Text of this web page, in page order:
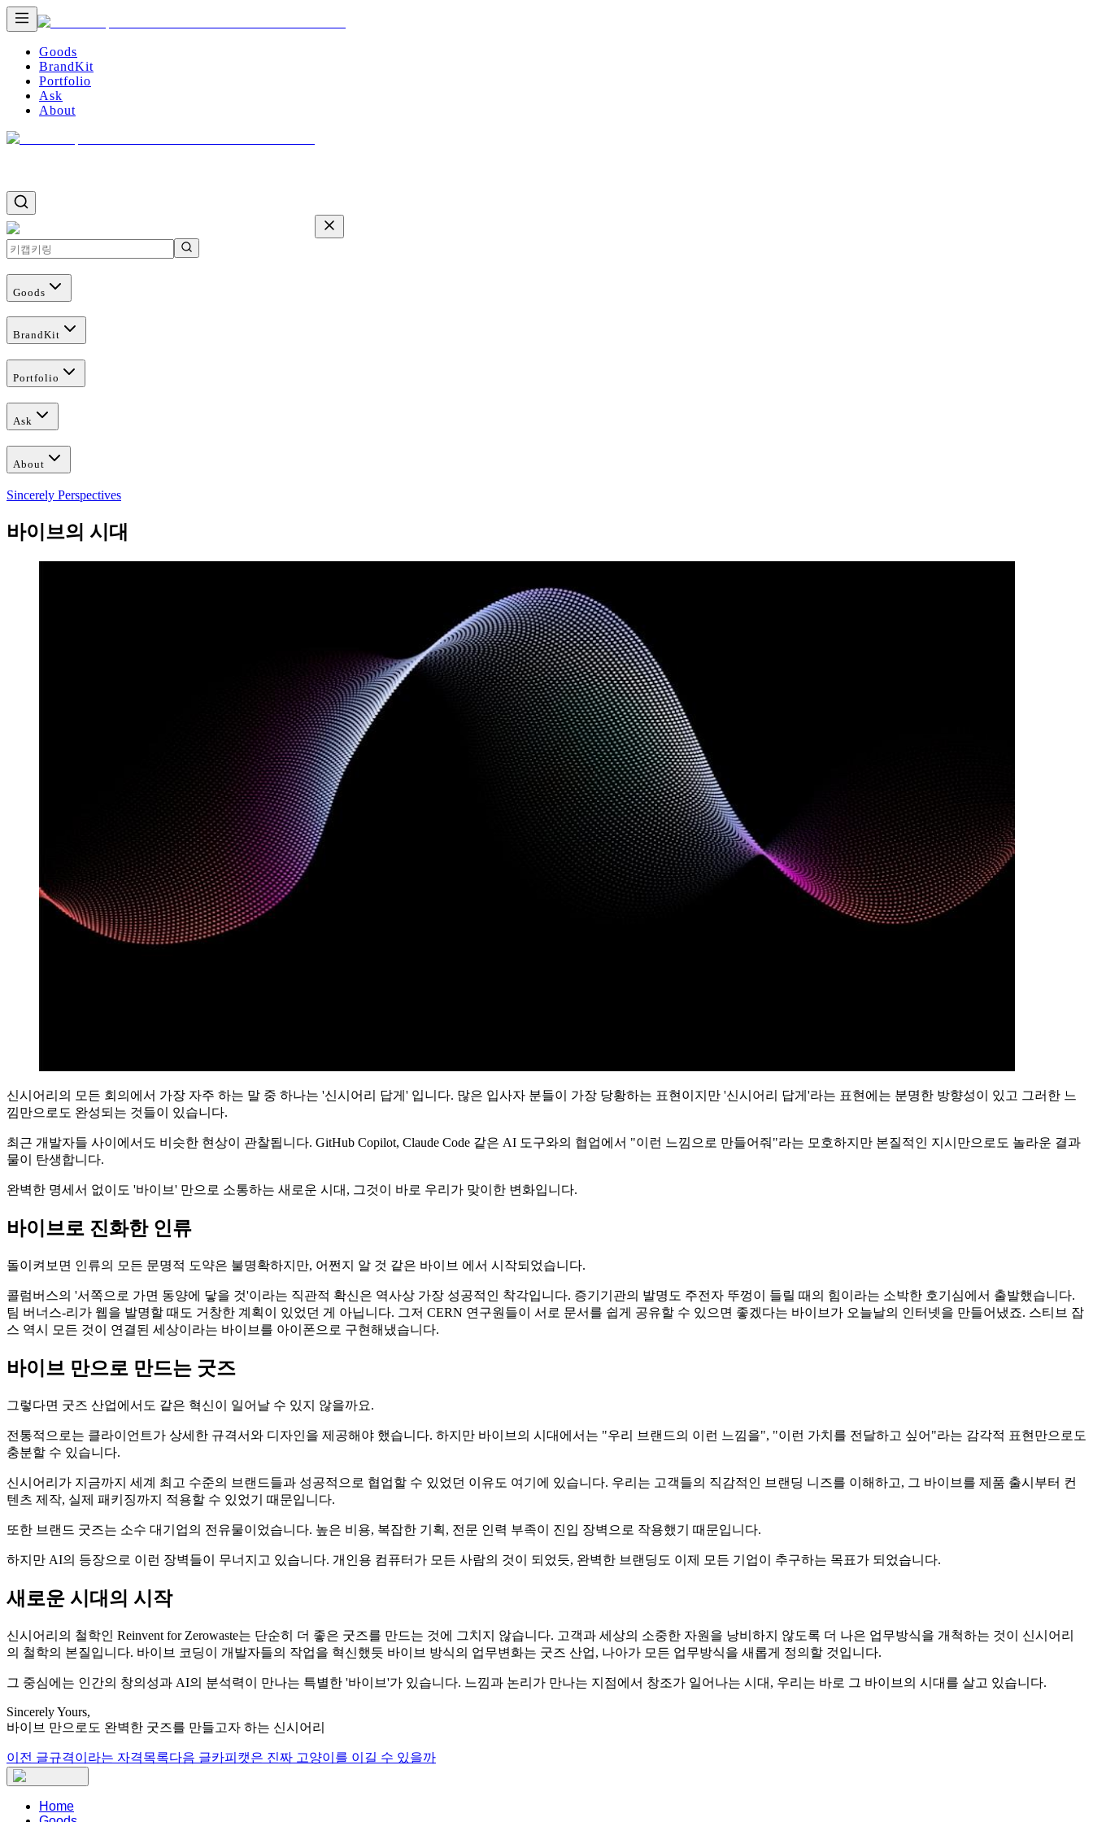
Goods
BrandKit
Portfolio
Ask
About
Goods
BrandKit
Portfolio
Ask
About
Sincerely Perspectives
바이브의 시대
신시어리의 모든 회의에서 가장 자주 하는 말 중 하나는 '신시어리 답게' 입니다. 많은 입사자 분들이 가장 당황하는 표현이지만 '신시어리 답게'라는 표현에는 분명한 방향성이 있고 그러한 느
낌만으로도 완성되는 것들이 있습니다.
최근 개발자들 사이에서도 비슷한 현상이 관찰됩니다. GitHub Copilot, Claude Code 같은 AI 도구와의 협업에서 "이런 느낌으로 만들어줘"라는 모호하지만 본질적인 지시만으로도 놀라운 결과
물이 탄생합니다.
완벽한 명세서 없이도 '바이브' 만으로 소통하는 새로운 시대, 그것이 바로 우리가 맞이한 변화입니다.
바이브로 진화한 인류
돌이켜보면 인류의 모든 문명적 도약은 불명확하지만, 어쩐지 알 것 같은 바이브 에서 시작되었습니다.
콜럼버스의 '서쪽으로 가면 동양에 닿을 것'이라는 직관적 확신은 역사상 가장 성공적인 착각입니다. 증기기관의 발명도 주전자 뚜껑이 들릴 때의 힘이라는 소박한 호기심에서 출발했습니다.
팀 버너스-리가 웹을 발명할 때도 거창한 계획이 있었던 게 아닙니다. 그저 CERN 연구원들이 서로 문서를 쉽게 공유할 수 있으면 좋겠다는 바이브가 오늘날의 인터넷을 만들어냈죠. 스티브 잡
스 역시 모든 것이 연결된 세상이라는 바이브를 아이폰으로 구현해냈습니다.
바이브 만으로 만드는 굿즈
그렇다면 굿즈 산업에서도 같은 혁신이 일어날 수 있지 않을까요.
전통적으로는 클라이언트가 상세한 규격서와 디자인을 제공해야 했습니다. 하지만 바이브의 시대에서는 "우리 브랜드의 이런 느낌을", "이런 가치를 전달하고 싶어"라는 감각적 표현만으로도
충분할 수 있습니다.
신시어리가 지금까지 세계 최고 수준의 브랜드들과 성공적으로 협업할 수 있었던 이유도 여기에 있습니다. 우리는 고객들의 직감적인 브랜딩 니즈를 이해하고, 그 바이브를 제품 출시부터 컨
텐츠 제작, 실제 패키징까지 적용할 수 있었기 때문입니다.
또한 브랜드 굿즈는 소수 대기업의 전유물이었습니다. 높은 비용, 복잡한 기획, 전문 인력 부족이 진입 장벽으로 작용했기 때문입니다.
하지만 AI의 등장으로 이런 장벽들이 무너지고 있습니다. 개인용 컴퓨터가 모든 사람의 것이 되었듯, 완벽한 브랜딩도 이제 모든 기업이 추구하는 목표가 되었습니다.
새로운 시대의 시작
신시어리의 철학인 Reinvent for Zerowaste는 단순히 더 좋은 굿즈를 만드는 것에 그치지 않습니다. 고객과 세상의 소중한 자원을 낭비하지 않도록 더 나은 업무방식을 개척하는 것이 신시어리
의 철학의 본질입니다. 바이브 코딩이 개발자들의 작업을 혁신했듯 바이브 방식의 업무변화는 굿즈 산업, 나아가 모든 업무방식을 새롭게 정의할 것입니다.
그 중심에는 인간의 창의성과 AI의 분석력이 만나는 특별한 '바이브'가 있습니다. 느낌과 논리가 만나는 지점에서 창조가 일어나는 시대, 우리는 바로 그 바이브의 시대를 살고 있습니다.
Sincerely Yours,
바이브 만으로도 완벽한 굿즈를 만들고자 하는 신시어리
이전 글규격이라는 자격목록다음 글카피캣은 진짜 고양이를 이길 수 있을까
Home